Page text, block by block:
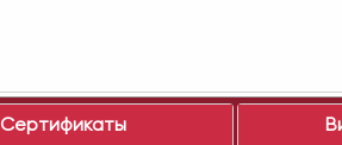
Сертификаты